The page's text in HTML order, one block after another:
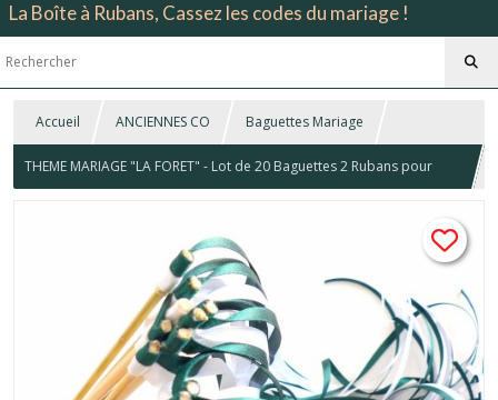
La Boîte à Rubans, Cassez les codes du mariage !
Accueil ANCIENNES CO Baguettes Mariage
THEME MARIAGE "LA FORET" - Lot de 20 Baguettes 2 Rubans pour